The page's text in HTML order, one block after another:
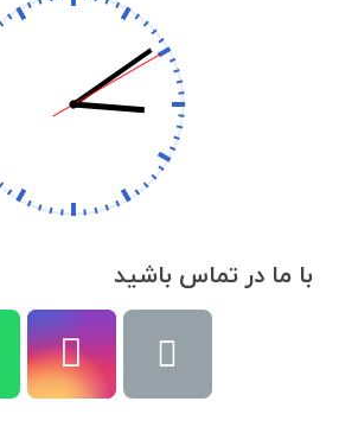
با ما در تماس باشید